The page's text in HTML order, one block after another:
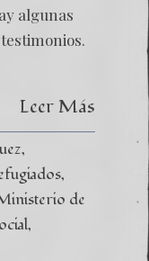
algunas
Leer Más
de